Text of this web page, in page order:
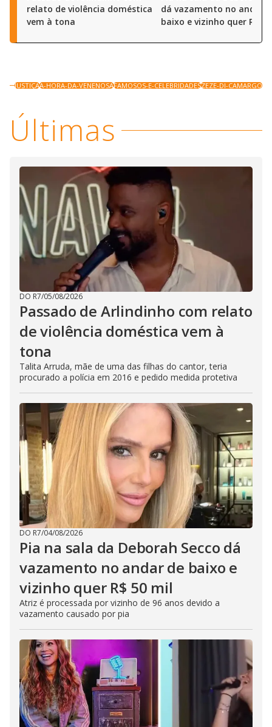
relato de violência doméstica
vem à tona
dá vazamento no andar
baixo e vizinho quer R$
JUSTIÇAA-HORA-DA-VENENOSAFAMOSOS-E-CELEBRIDADESZEZE-DI-CAMARGO
Últimas
DO R7/05/08/2026
Passado de Arlindinho com relato
de violência doméstica vem à
tona
Talita Arruda, mãe de uma das filhas do cantor, teria
procurado a polícia em 2016 e pedido medida protetiva
DO R7/04/08/2026
Pia na sala da Deborah Secco dá
vazamento no andar de baixo e
vizinho quer R$ 50 mil
Atriz é processada por vizinho de 96 anos devido a
vazamento causado por pia